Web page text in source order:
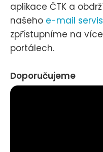
aplikace ČTK a
našeho e-mail
zpřístupníme na
portálech.
Doporučujeme